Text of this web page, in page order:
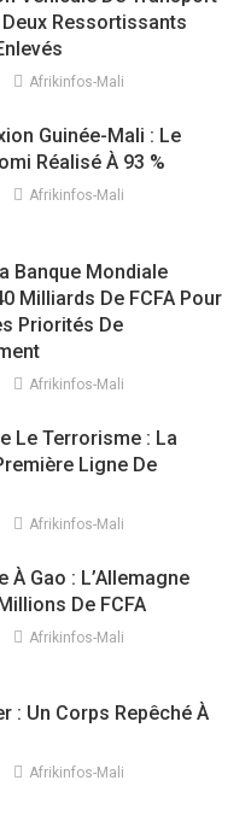
Ressortissants
Afrikinfos-Mali
Guinée-Mali : Le
Réalisé À 93 %
Afrikinfos-Mali
Banque Mondiale
Milliards De FCFA Pour
Priorités De
Afrikinfos-Mali
Le Terrorisme : La
Ligne De
Afrikinfos-Mali
À Gao : L’Allemagne
De FCFA
Afrikinfos-Mali
: Un Corps Repêché À
Afrikinfos-Mali